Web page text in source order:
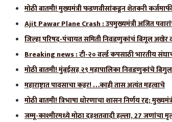
मोठी बातमी! मुख्यमंत्री फडणवीसांकडून शेतकरी
Ajit Pawar Plane Crash : उपमुख्यमंत्री अजित
जिल्हा परिषद-पंचायत समिती निवडणुकांचं बिगूल अखेर
Breaking news : टी-२० वर्ल्ड कपसाठी भारतीय
मोठी बातमी! मुंबईसह २९ महापालिका निवडणुकांचे
महाराष्ट्रात पावसाचा कहर! …काही तास अत्यंत महत्वाचे
मोठी बातमी! त्रिभाषा धोरणाचा शासन निर्णय रद्द;
जम्मू-काश्मीरमध्ये मोठा दहशतवादी हल्ला, 27 जणांचा